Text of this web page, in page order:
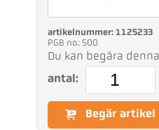
artikelnummer: 1125233
PGB no.: 500
Du kan begära
antal:
Begär artikel